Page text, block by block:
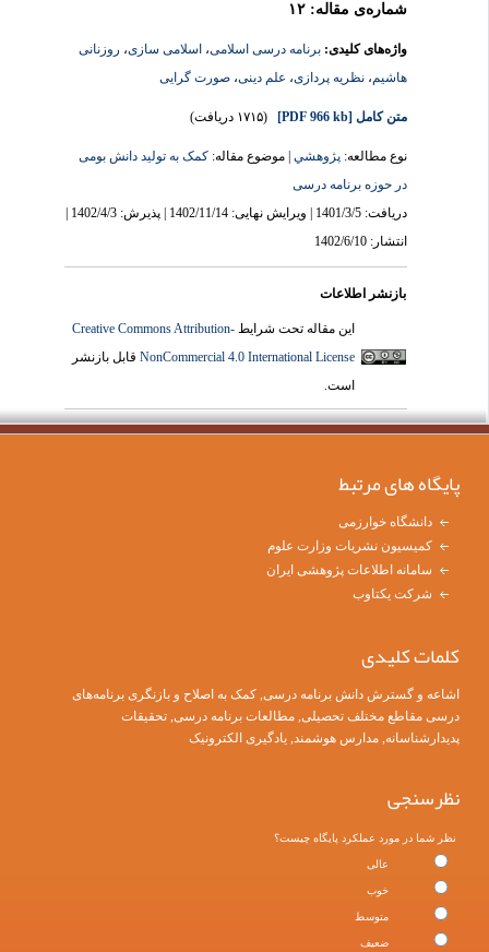
شماره‌ی مقاله: ۱۲
واژه‌های کلیدی:برنامه درسی اسلامی، اسلامی سازی،روزنانی
هاشیم،نظریه پردازی،علم دینی، صورت گرایی
متن کامل[PDF 966 kb] (۱۷۱۵ دریافت)
نوع مطالعه:پژوهشي| موضوع مقاله:کمک به تولید دانش بومی
در حوزه برنامه درسی
دریافت: 1401/3/5 | ویرایش نهایی: 1402/11/14 | پذیرش: 1402/4/3 |
انتشار: 1402/6/10
بازنشر اطلاعات
این مقاله تحت شرایطCreative Commons Attribution-
NonCommercial 4.0 International Licenseقابل بازنشر
است.
پایگاه های مرتبط
دانشگاه خوارزمی
کمیسیون نشریات وزارت علوم
سامانه اطلاعات پژوهشی ایران
شرکت یکتاوب
کلمات کلیدی
اشاعه و گسترش دانش برنامه درسی,کمک به اصلاح و بازنگری برنامه‌های
درسی مقاطع مختلف تحصیلی, مطالعات برنامه درسی, تحقیقات
پدیدارشناسانه, مدارس هوشمند, یادگیری الکترونیک
نظرسنجی
نظر شما در مورد عملکرد پایگاه چیست؟
عالی
خوب
متوسط
ضعیف